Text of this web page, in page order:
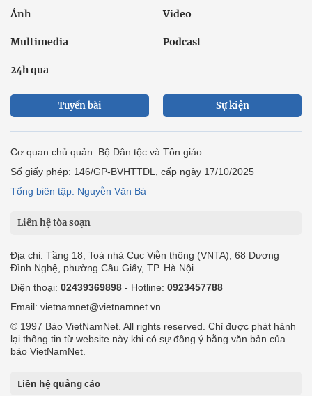
Ảnh Video
Multimedia Podcast
24h qua
Tuyến bài Sự kiện
Cơ quan chủ quản: Bộ Dân tộc và Tôn giáo
Số giấy phép: 146/GP-BVHTTDL, cấp ngày 17/10/2025
Tổng biên tập: Nguyễn Văn Bá
Liên hệ tòa soạn
Địa chỉ: Tầng 18, Toà nhà Cục Viễn thông (VNTA), 68 Dương
Đình Nghệ, phường Cầu Giấy, TP. Hà Nội.
Điện thoại: 02439369898 - Hotline: 0923457788
Email: vietnamnet@vietnamnet.vn
© 1997 Báo VietNamNet. All rights reserved. Chỉ được phát hành
lại thông tin từ website này khi có sự đồng ý bằng văn bản của
báo VietNamNet.
Liên hệ quảng cáo